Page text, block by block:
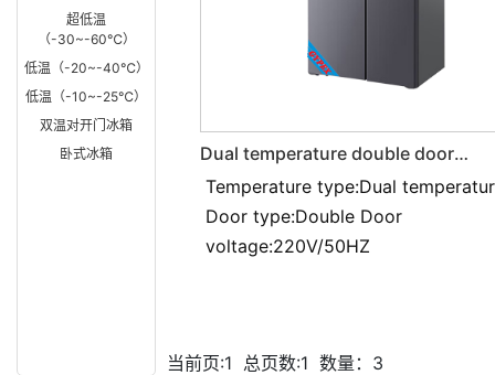
超低温
（-30~-60℃）
低温（-20~-40℃）
低温（-10~-25℃）
双温对开门冰箱
卧式冰箱
Dual temperature double door
200SM600L
Temperature type:Dual
Door type:Double Door
voltage:220V/50HZ
当前页:1 总页数:1 数量：3